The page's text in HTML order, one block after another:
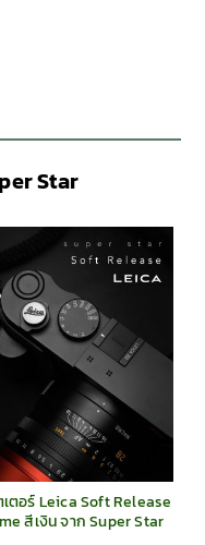
Star
ตอร์ Leica Soft Release
สีเงิน จาก Super Star